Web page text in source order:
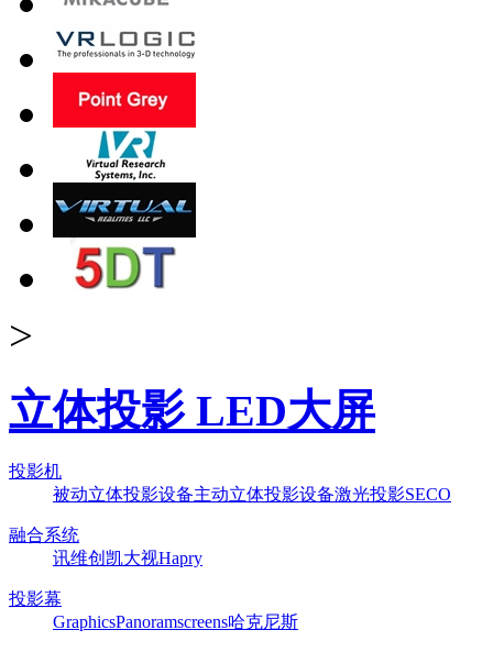
>
立体投影 LED大屏
投影机
被动立体投影设备主动立体投影设备激光投影SECO
融合系统
讯维创凯大视Hapry
投影幕
GraphicsPanoramscreens哈克尼斯